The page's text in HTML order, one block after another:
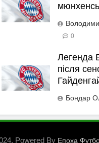
0
Легенда
після
Бондар
Powered By Епоха